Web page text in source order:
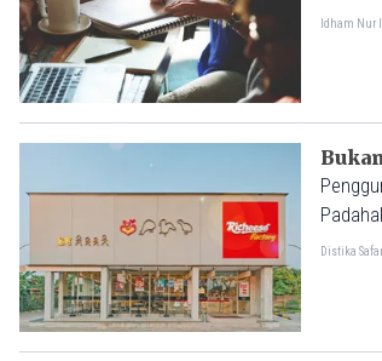
Idham Nur
Distika